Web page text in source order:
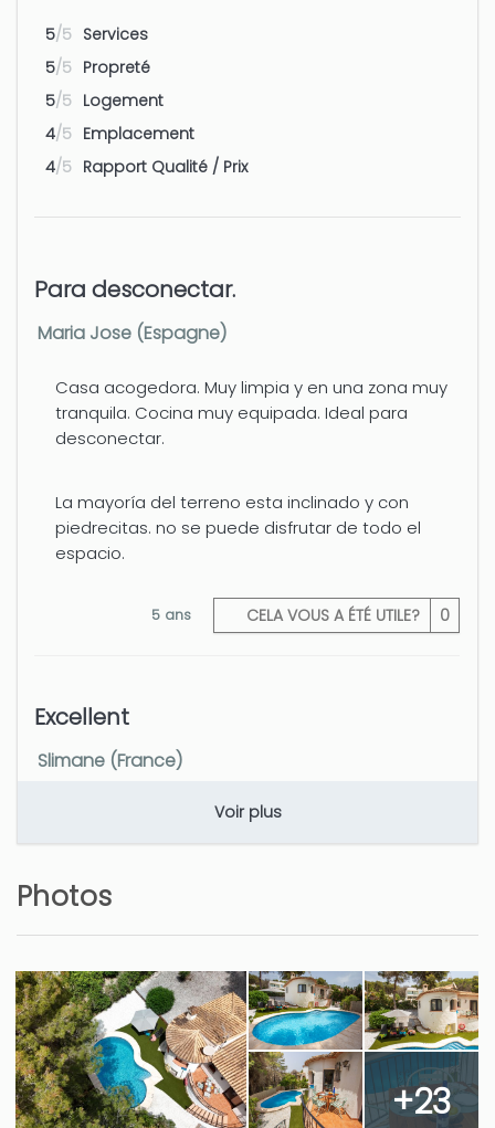
Aeroport - Valencia
5/5 Services
5/5 Propreté
5/5 Logement
4/5 Emplacement
4/5 Rapport Qualité / Prix
Para desconectar.
Maria Jose (Espagne)
Casa acogedora. Muy limpia y en una zona muy
tranquila. Cocina muy equipada. Ideal para
desconectar.
La mayoría del terreno esta inclinado y con
piedrecitas. no se puede disfrutar de todo el
espacio.
CELA VOUS A ÉTÉ UTILE? 0
5 ans
Excellent
Slimane (France)
Voir plus
Photos
+23